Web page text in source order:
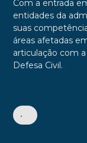
Com a entrada
entidades da
suas
áreas afetadas
articulação com
Defesa Civil.
•